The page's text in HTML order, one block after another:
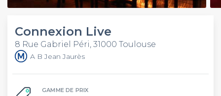
Connexion Live
8 Rue Gabriel Péri, 31000 Toulouse
A B Jean Jaurès
GAMME DE PRIX